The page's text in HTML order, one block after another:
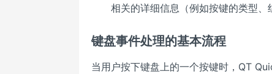
相关的详细信息（例如按键的类型、
键盘事件处理的基本流程
当用户按下键盘上的一个按键时，QT